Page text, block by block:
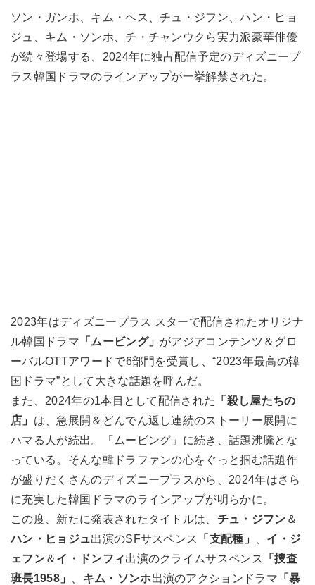
ソン・ガンホ、キム・ヘス、チュ・ジフン、ハン・ヒョ
ジュ、キム・ソンホ、チ・チャンウクら実力派豪華俳優
が続々登場する、2024年に独占配信予定のディズニープ
ラス韓国ドラマのラインアップが一挙解禁された。
2023年はディズニープラス スターで配信されたオリジナ
ル韓国ドラマ 「ムービング」 がアジアコンテンツ＆グロ
ーバルOTTアワードで6部門を受賞し、“2023年最高の韓
国ドラマ”として大きな話題を呼んだ。
また、2024年の1本目として配信された
「殺し屋たちの
店」 は、急展開＆どんでん返し連続のストーリー展開に
ハマる人が続出。「ムービング」に続き、話題沸騰とな
っている。そんな韓ドラファンの心をぐっと掴む話題作
が盛りだくさんのディズニープラスから、2024年はさら
に充実した韓国ドラマのラインアップが明らかに。
この度、新たに発表されたタイトルは、 チュ・ジフン ＆
ハン・ヒョジュ出演のSFサスペンス 「支配種」
イ・ジ
ェフン＆ イ・ドンフィ出演のクライムサスペンス
「捜査
班長1958」
キム・ソンホ出演のアクションドラマ 「暴